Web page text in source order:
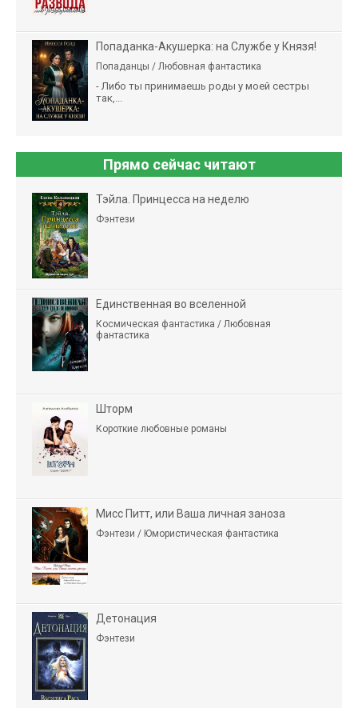
Попаданка-Акушерка: на Службе у Князя!
Попаданцы / Любовная фантастика
- Либо ты принимаешь роды у моей сестры
так,...
Прямо сейчас читают
Тэйла. Принцесса на неделю
Фэнтези
Единственная во вселенной
Космическая фантастика / Любовная
фантастика
Шторм
Короткие любовные романы
Мисс Питт, или Ваша личная заноза
Фэнтези / Юмористическая фантастика
Детонация
Фэнтези